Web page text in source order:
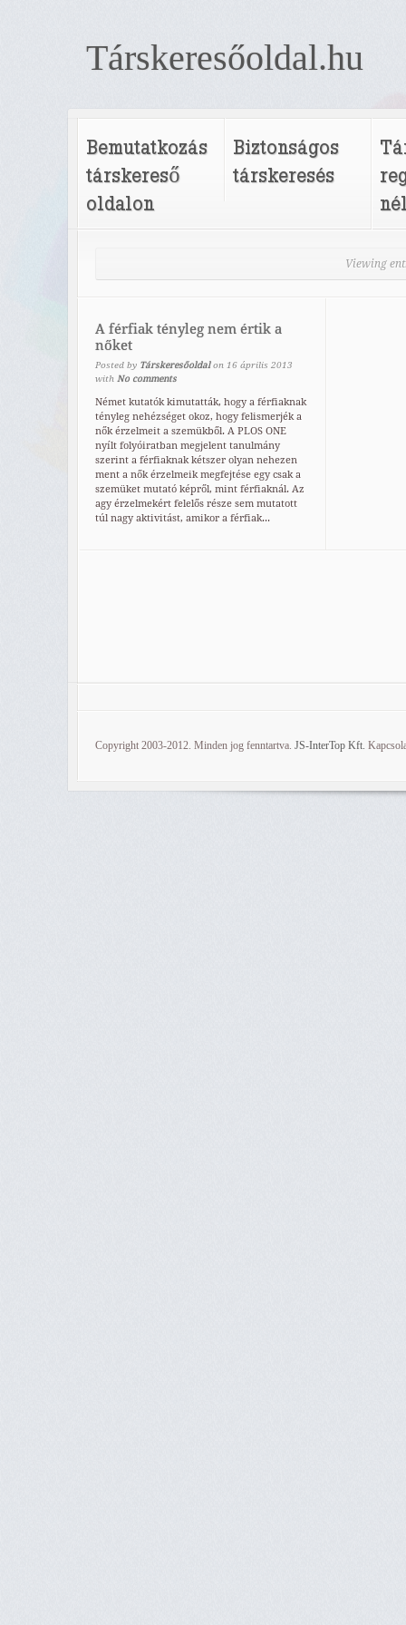
Társkeresőoldal.hu
Bemutatkozás
társkereső
oldalon
Biztonságos
társkeresés
Viewing
A férfiak tényleg nem értik a
nőket
Posted by Társkeresőoldal on 16 április 2013
with No comments
Német kutatók kimutatták, hogy a férfiaknak
tényleg nehézséget okoz, hogy felismerjék a
nők érzelmeit a szemükből. A PLOS ONE
nyílt folyóiratban megjelent tanulmány
szerint a férfiaknak kétszer olyan nehezen
ment a nők érzelmeik megfejtése egy csak a
szemüket mutató képről, mint férfiaknál. Az
agy érzelmekért felelős része sem mutatott
túl nagy aktivitást, amikor a férfiak...
Copyright 2003-2012. Minden jog fenntartva. JS-InterTop Kft.